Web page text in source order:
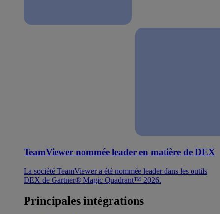
TeamViewer nommée leader en matière de DEX
La société TeamViewer a été nommée leader dans les outils
DEX de Gartner® Magic Quadrant™ 2026.
Principales intégrations